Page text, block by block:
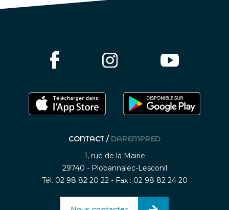
CONTACT / DAREMPRED
1, rue de la Mairie
29740 - Plobannalec-Lesconil
Tél. 02 98 82 20 22 - Fax : 02 98 82 24 20